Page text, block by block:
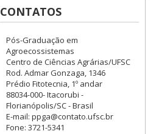
CONTATOS
Pós-Graduação em
Agroecossistemas
Centro de Ciências Agrárias/UFSC
Rod. Admar Gonzaga, 1346
Prédio Fitotecnia, 1º andar
88034-000- Itacorubi -
Florianópolis/SC - Brasil
E-mail: ppga@contato.ufsc.br
Fone: 3721-5341